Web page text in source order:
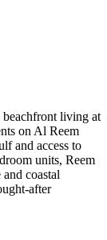
beachfront living at
on Al Reem
and access to
units, Reem
coastal
after